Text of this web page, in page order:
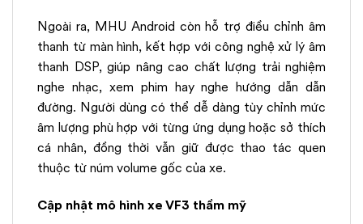
Ngoài ra, MHU Android còn hỗ trợ điều chỉnh âm
thanh từ màn hình, kết hợp với công nghệ xử lý âm
thanh DSP, giúp nâng cao chất lượng trải nghiệm
nghe nhạc, xem phim hay nghe hướng dẫn dẫn
đường. Người dùng có thể dễ dàng tùy chỉnh mức
âm lượng phù hợp với từng ứng dụng hoặc sở thích
cá nhân, đồng thời vẫn giữ được thao tác quen
thuộc từ núm volume gốc của xe.
Cập nhật mô hình xe VF3 thẩm mỹ